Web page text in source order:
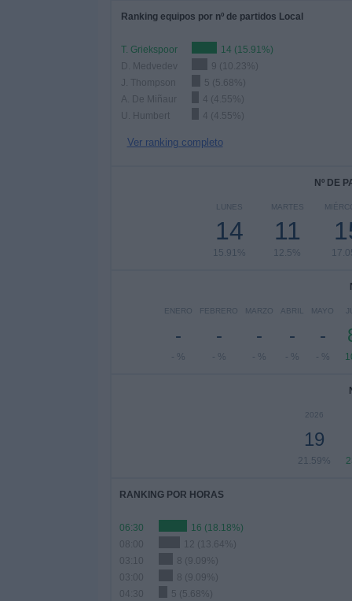
Ranking equipos por nº de partidos Local
T. Griekspoor
14 (15.91%)
D. Medvedev
9 (10.23%)
J. Thompson
5 (5.68%)
A. De Miñaur
4 (4.55%)
U. Humbert
4 (4.55%)
Ver ranking completo
Nº DE
LUNES
14
15.91%
MARTES
11
12.5%
ENERO
-
- %
FEBRERO
-
- %
MARZO
-
- %
ABRIL
-
- %
MAYO
-
- %
2026
19
21.59%
RANKING POR HORAS
06:30
16 (18.18%)
08:00
12 (13.64%)
03:10
8 (9.09%)
03:00
8 (9.09%)
04:30
5 (5.68%)